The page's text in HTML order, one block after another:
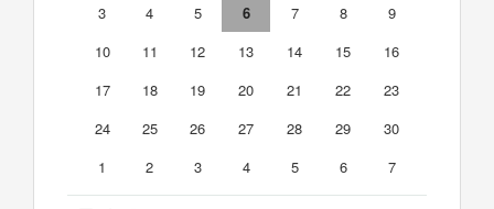
3
4 5 6 7 8
9
10
11 12 13 14 15
16
17
18 19 20 21 22
23
24
25 26 27 28 29
30
1
2 3 4 5 6 7